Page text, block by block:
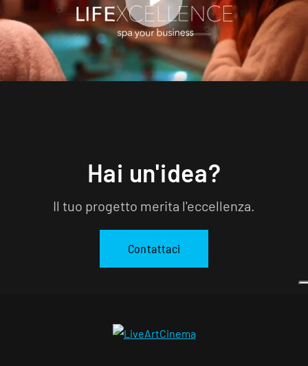
Hai un'idea?
Il tuo progetto merita l'eccellenza.
Contattaci